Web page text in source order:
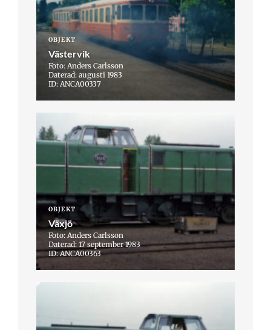
OBJEKT
Västervik
Foto: Anders Carlsson
Daterad: augusti 1983
ID: ANCA00337
OBJEKT
Växjö
Foto: Anders Carlsson
Daterad: 17 september 1983
ID: ANCA00363